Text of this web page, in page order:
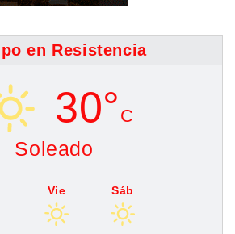
en Resistencia
30° C
Soleado
Vie Sáb